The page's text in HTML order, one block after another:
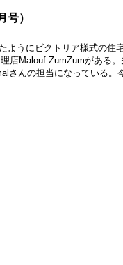
）
ようにビクトリア様式の住
店Malouf ZumZumがある
さんの担当になっている。